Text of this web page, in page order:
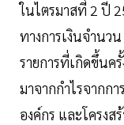
ในไตรมาสที่ 2 ปี
ทางการเงินจำนว
รายการที่เกิดขึ้นค
มาจากกำไรจากก
องค์กร และโครงส